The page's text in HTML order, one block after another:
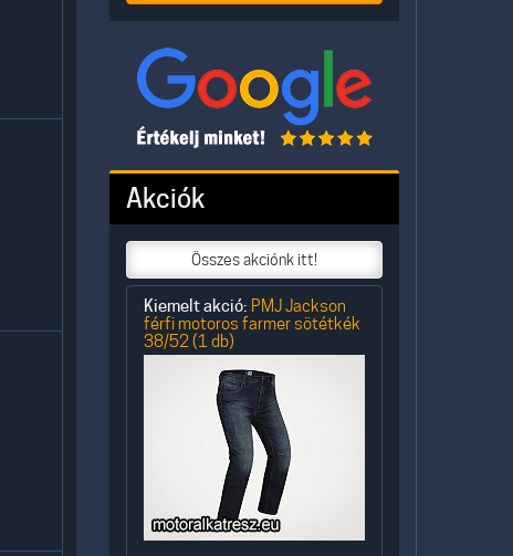
Akciók
Összes akciónk itt!
Kiemelt akció: PMJ Jackson
férfi motoros farmer sötétkék
38/52 (1 db)